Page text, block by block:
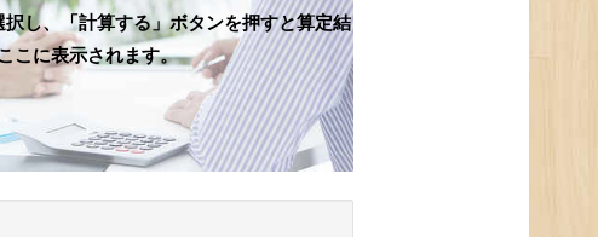
択し、「計算する」ボタンを押すと算定結
こに表示されます。